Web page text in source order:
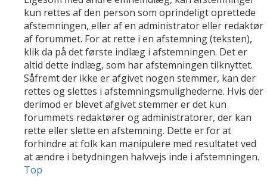
kun rettes af den person som oprindeligt oprettede
afstemningen, eller af en administrator eller redaktør
af forummet. For at rette i en afstemning (teksten),
klik da på det første indlæg i afstemningen. Det er
altid dette indlæg, som har afstemningen tilknyttet.
Såfremt der ikke er afgivet nogen stemmer, kan der
rettes og slettes i afstemningsmulighederne. Hvis der
derimod er blevet afgivet stemmer er det kun
forummets redaktører og administratorer, der kan
rette eller slette en afstemning. Dette er for at
forhindre at folk kan manipulere med resultatet ved
at ændre i betydningen halvvejs inde i afstemningen.
Top